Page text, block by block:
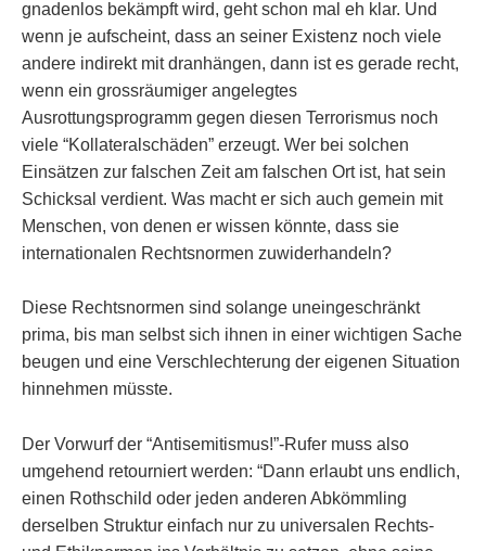
gnadenlos bekämpft wird, geht schon mal eh klar. Und
wenn je aufscheint, dass an seiner Existenz noch viele
andere indirekt mit dranhängen, dann ist es gerade recht,
wenn ein grossräumiger angelegtes
Ausrottungsprogramm gegen diesen Terrorismus noch
viele “Kollateralschäden” erzeugt. Wer bei solchen
Einsätzen zur falschen Zeit am falschen Ort ist, hat sein
Schicksal verdient. Was macht er sich auch gemein mit
Menschen, von denen er wissen könnte, dass sie
internationalen Rechtsnormen zuwiderhandeln?
Diese Rechtsnormen sind solange uneingeschränkt
prima, bis man selbst sich ihnen in einer wichtigen Sache
beugen und eine Verschlechterung der eigenen Situation
hinnehmen müsste.
Der Vorwurf der “Antisemitismus!”-Rufer muss also
umgehend retourniert werden: “Dann erlaubt uns endlich,
einen Rothschild oder jeden anderen Abkömmling
derselben Struktur einfach nur zu universalen Rechts-